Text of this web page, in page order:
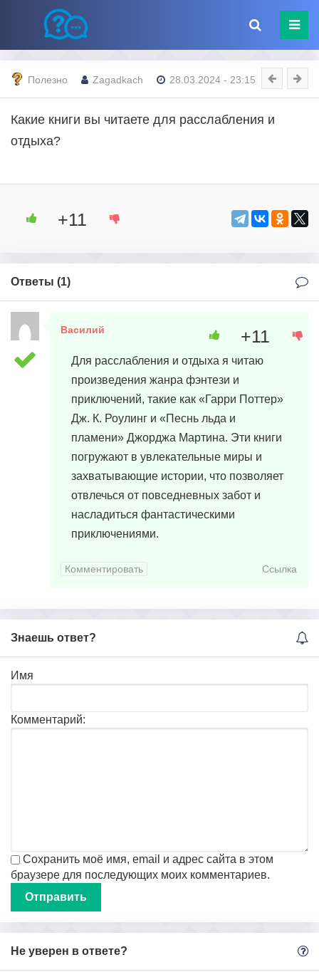
Полезно Zagadkach 28.03.2024 - 23:15
Какие книги вы читаете для расслабления и
отдыха?
+11
Ответы (1)
Василий
Для расслабления и отдыха я читаю
произведения жанра фэнтези и
приключений, такие как «Гарри Поттер»
Дж. К. Роулинг и «Песнь льда и
пламени» Джорджа Мартина. Эти книги
погружают в увлекательные миры и
захватывающие истории, что позволяет
отвлечься от повседневных забот и
насладиться фантастическими
приключениями.
+11
Комментировать Ссылка
Знаешь ответ?
Имя
Комментарий:
Сохранить моё имя, email и адрес сайта в этом
браузере для последующих моих комментариев.
Не уверен в ответе?